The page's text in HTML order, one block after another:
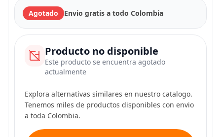
Agotado Envio gratis a todo Colombia
Producto no disponible
Este producto se encuentra agotado
actualmente
Explora alternativas similares en nuestro catalogo.
Tenemos miles de productos disponibles con envio
a toda Colombia.